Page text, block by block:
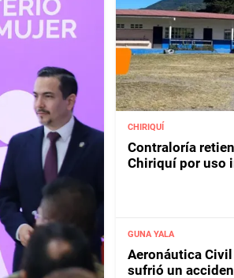
CHIRIQUÍ
Contraloría
Chiriquí por uso
GUNA YALA
Aeronáutica
sufrió un